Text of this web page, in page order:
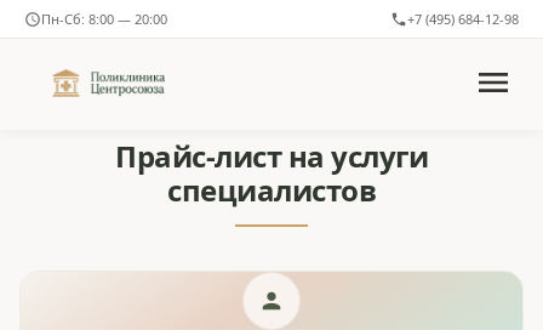
Пн-Сб: 8:00 — 20:00 +7 (495) 684-12-98
Прайс-лист на услуги
специалистов